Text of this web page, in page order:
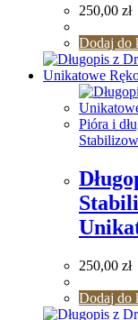
250,00 zł
Dodaj do
Pióra i
250,00 zł
Dodaj do